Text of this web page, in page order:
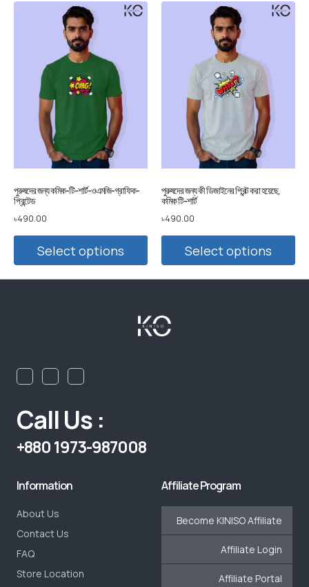
পুরুষদের জন্য কমিক-টি-শার্ট-ওএমজি-গ্রাফিক-
প্রিন্টেড
৳490.00
Select options
পুরুষদের জন্য কী ডিজাইনের প্রিন্ট করা হয়েছে,
কমিক টি-শার্ট
৳490.00
Select options
Call Us :
+880 1973-987008
Information
About Us
Contact Us
FAQ
Store Location
Affiliate Program
Become KINISO Affiliate
Affiliate Login
Affiliate Portal